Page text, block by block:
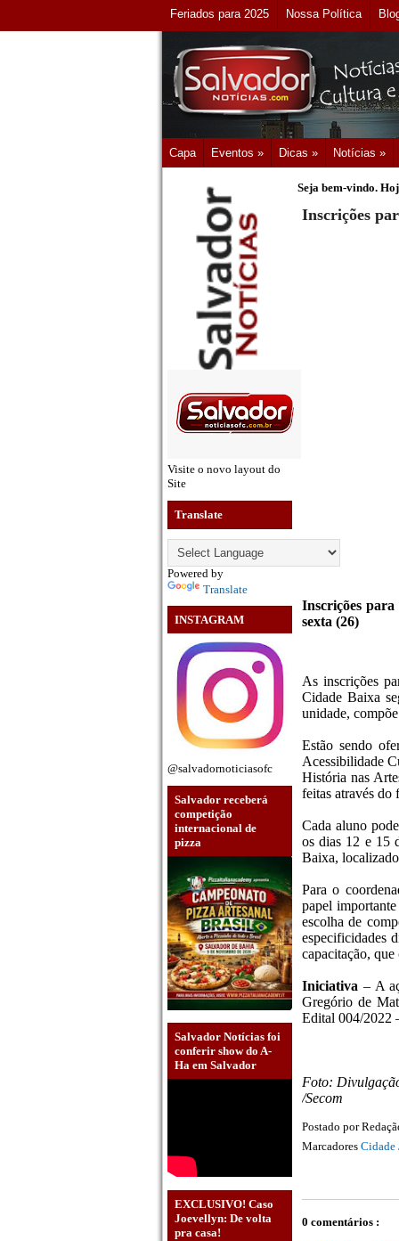
Feriados para 2025 Nossa Política
Capa Eventos » Dicas » Notícias »
Visite o novo layout do
Site
Translate
Powered by
Translate
INSTAGRAM
@salvadornoticiasofc
Salvador receberá
competição
internacional de
pizza
Salvador Notícias foi
conferir show do A-
Ha em Salvador
EXCLUSIVO! Caso
Joevellyn: De volta
pra casa!
Seja bem-vindo.
Inscrições
Inscrições
sexta (26)
As inscrições
Cidade Baixa
unidade,
Estão sendo
Acessibilidade
História nas
feitas através
Cada aluno
os dias 12 e 15
Baixa,
Para o
papel
escolha de
especificidades
capacitação,
Iniciativa – A
Gregório de
Edital 004/2022
Foto:
/Secom
Postado por
Marcadores Cidade
0 comentários :